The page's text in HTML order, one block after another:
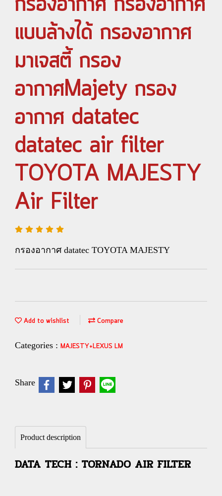
แบบล้างได้ กรองอากาศ
มาเจสตี้ กรอง
อากาศMajety กรอง
อากาศ datatec
datatec air filter
TOYOTA MAJESTY
Air Filter
กรองอากาศ datatec TOYOTA MAJESTY
Add to wishlist Compare
Categories : MAJESTY+LEXUS LM
Share
Product description
DATA TECH : TORNADO AIR FILTER